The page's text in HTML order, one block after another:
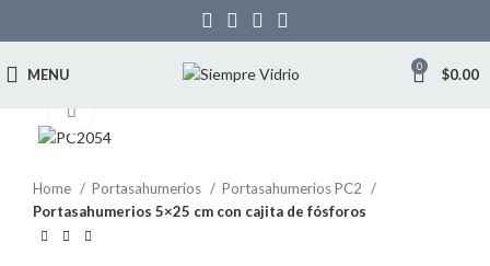
MENU 0 $0.00
Home Portasahumerios
Portasahumerios PC2
Portasahumerios 5×25 cm con cajita de fósforos